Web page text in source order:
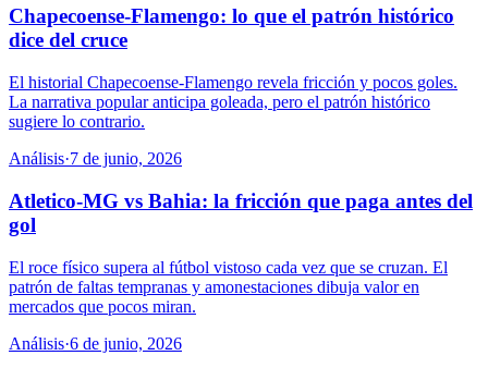
Chapecoense-Flamengo: lo que el patrón histórico
dice del cruce
El historial Chapecoense-Flamengo revela fricción y pocos goles.
La narrativa popular anticipa goleada, pero el patrón histórico
sugiere lo contrario.
Análisis·7 de junio, 2026
Atletico-MG vs Bahia: la fricción que paga antes del
gol
El roce físico supera al fútbol vistoso cada vez que se cruzan. El
patrón de faltas tempranas y amonestaciones dibuja valor en
mercados que pocos miran.
Análisis·6 de junio, 2026